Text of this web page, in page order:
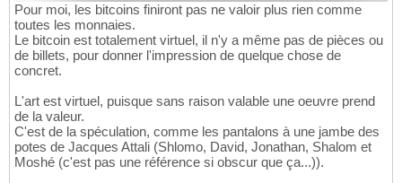
Pour moi, les bitcoins finiront pas ne valoir plus rien comme
toutes les monnaies.
Le bitcoin est totalement virtuel, il n'y a même pas de pièces ou
de billets, pour donner l'impression de quelque chose de
concret.
L'art est virtuel, puisque sans raison valable une oeuvre prend
de la valeur.
C'est de la spéculation, comme les pantalons à une jambe des
potes de Jacques Attali (Shlomo, David, Jonathan, Shalom et
Moshé (c'est pas une référence si obscur que ça...)).